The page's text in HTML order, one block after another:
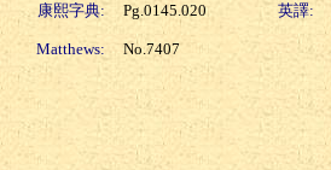
康熙字典: Pg.0145.020 英譯:
Matthews: No.7407